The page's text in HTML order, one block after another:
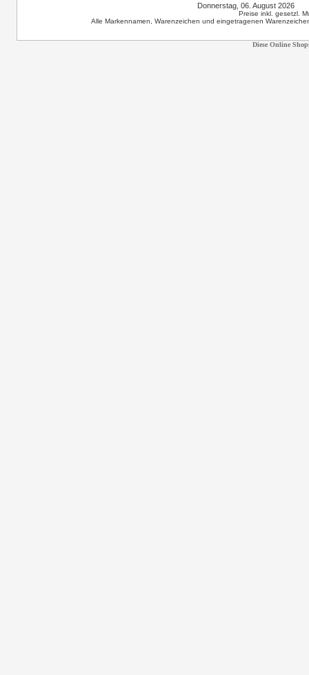
Donnerstag, 06. August 2026
Preise inkl. gesetzl.
Alle Markennamen, Warenzeichen und eingetragenen
Diese Online